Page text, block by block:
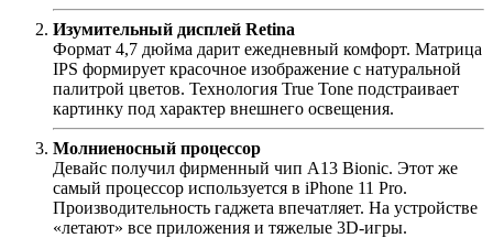
Изумительный дисплей Retina
Формат 4,7 дюйма дарит ежедневный комфорт. Матрица
IPS формирует красочное изображение с натуральной
палитрой цветов. Технология True Tone подстраивает
картинку под характер внешнего освещения.
Молниеносный процессор
Девайс получил фирменный чип А13 Bionic. Этот же
самый процессор используется в iPhone 11 Pro.
Производительность гаджета впечатляет. На устройстве
«летают» все приложения и тяжелые 3D-игры.